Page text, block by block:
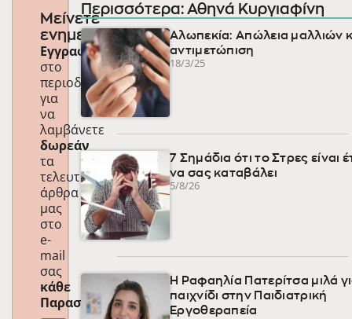
Μείνετε
ενημερωμένοι
Εγγραφείτε
στο
περιοδικό
για
να
λαμβάνετε
δωρεάν
τα
τελευταία
άρθρα
μας
στο
e-
mail
σας
κάθε
Παρασκευή!
Περισσότερα: Αθηνά Κυργιαφίνη
Αλωπεκία: Απώλεια μαλλιών
αντιμετώπιση
18/3/25
7 Σημάδια ότι το Στρες είναι
να σας καταβάλει
5/8/26
Η Ραφαηλία Πατερίτσα μιλά
παιχνίδι στην Παιδιατρική
Εργοθεραπεία